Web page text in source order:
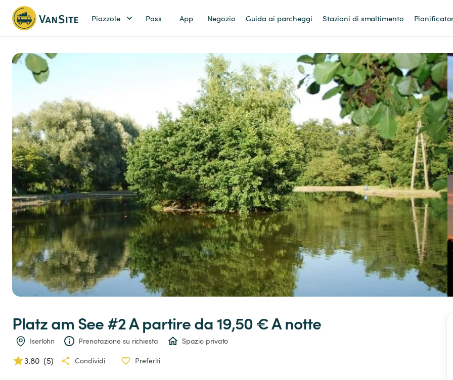
Piazzole Pass App Negozio Guida ai parcheggi Stazioni di smaltimento
Platzam See#2 A partire da 19,50 € A notte
Iserlohn Prenotazione su richiesta Spazio privato
3.80 (5) Condividi Preferiti